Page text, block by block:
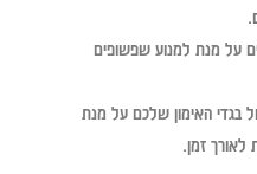
על מנת למנוע שפשופים
בגדי האימון שלכם על מנת
לאורך זמן.